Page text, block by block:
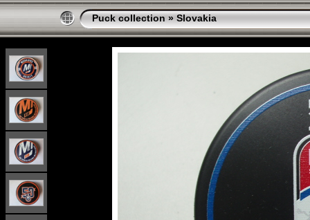
Puck collection » Slovakia